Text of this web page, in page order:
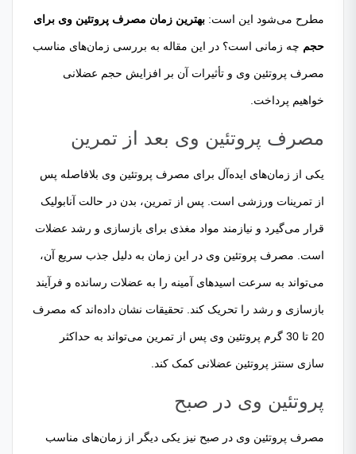
مطرح می‌شود این است: بهترین زمان مصرف پروتئین وی برای
حجم چه زمانی است؟ در این مقاله به بررسی زمان‌های مناسب
مصرف پروتئین وی و تأثیرات آن بر افزایش حجم عضلانی
خواهیم پرداخت.
مصرف پروتئین وی بعد از تمرین
یکی از زمان‌های ایده‌آل برای مصرف پروتئین وی بلافاصله پس
از تمرینات ورزشی است. پس از تمرین، بدن در حالت آنابولیک
قرار می‌گیرد و نیازمند مواد مغذی برای بازسازی و رشد عضلات
است. مصرف پروتئین وی در این زمان به دلیل جذب سریع آن،
می‌تواند به سرعت اسیدهای آمینه را به عضلات رسانده و فرآیند
بازسازی و رشد را تحریک کند. تحقیقات نشان داده‌اند که مصرف
20 تا 30 گرم پروتئین وی پس از تمرین می‌تواند به حداکثر
سازی سنتز پروتئین عضلانی کمک کند.
پروتئین وی در صبح
مصرف پروتئین وی در صبح نیز یکی دیگر از زمان‌های مناسب